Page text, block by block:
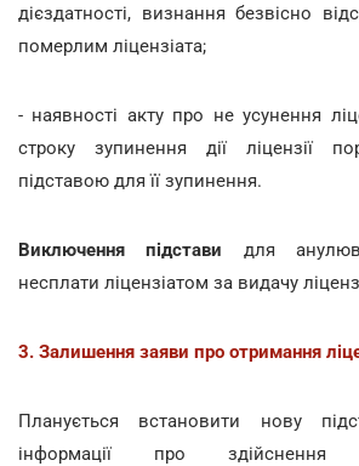
дієздатності, визнання безвісно
померлим ліцензіата;
- наявності акту про не усунення
строку зупинення дії ліцензії
підставою для її зупинення.
Виключення підстави для
несплати ліцензіатом за видачу
3. Залишення заяви про отримання
Планується встановити нову
інформації про